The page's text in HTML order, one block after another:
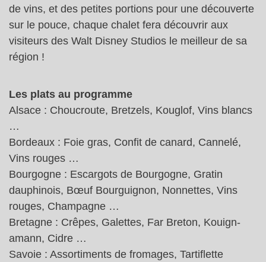
de vins, et des petites portions pour une découverte
sur le pouce, chaque chalet fera découvrir aux
visiteurs des Walt Disney Studios le meilleur de sa
région !
Les plats au programme
Alsace : Choucroute, Bretzels, Kouglof, Vins blancs
…
Bordeaux : Foie gras, Confit de canard, Cannelé,
Vins rouges …
Bourgogne : Escargots de Bourgogne, Gratin
dauphinois, Bœuf Bourguignon, Nonnettes, Vins
rouges, Champagne …
Bretagne : Crêpes, Galettes, Far Breton, Kouign-
amann, Cidre …
Savoie : Assortiments de fromages, Tartiflette